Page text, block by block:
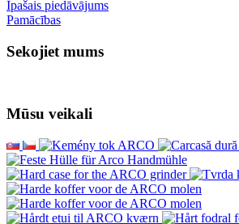
Īpašais piedāvājums
Pamācības
Sekojiet mums
Mūsu veikali